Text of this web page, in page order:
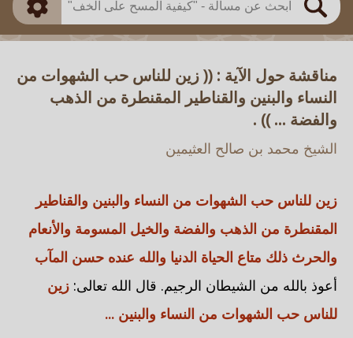
بحث
مناقشة حول الآية : (( زين للناس حب الشهوات من
النساء والبنين والقناطير المقنطرة من الذهب
والفضة ... )) .
الشيخ محمد بن صالح العثيمين
زين للناس حب الشهوات من النساء والبنين والقناطير
المقنطرة من الذهب والفضة والخيل المسومة والأنعام
والحرث ذلك متاع الحياة الدنيا والله عنده حسن المآب
أعوذ بالله من الشيطان الرجيم. قال الله تعالى: زين
للناس حب الشهوات من النساء والبنين ...